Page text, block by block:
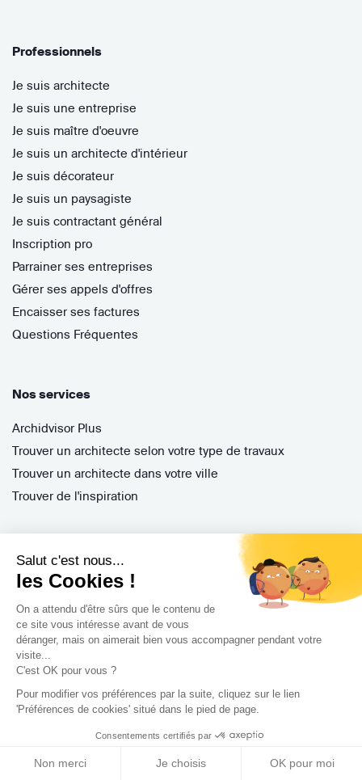
Salut c'est nous...
les Cookies !
On a attendu d'être sûrs que le contenu de
ce site vous intéresse avant de vous
déranger, mais on aimerait bien vous accompagner pendant votre
visite...
C'est OK pour vous ?
Pour modifier vos préférences par la suite, cliquez sur le lien
'Préférences de cookies' situé dans le pied de page.
Consentements certifiés par
Non merci Je choisis OK pour moi
Professionnels
Je suis architecte
Je suis une entreprise
Je suis maître d'oeuvre
Je suis un architecte d'intérieur
Je suis décorateur
Je suis un paysagiste
Je suis contractant général
Inscription pro
Parrainer ses entreprises
Gérer ses appels d'offres
Encaisser ses factures
Questions Fréquentes
Nos services
Archidvisor Plus
Trouver un architecte selon votre type de travaux
Trouver un architecte dans votre ville
Trouver de l'inspiration
Rejoignez-nous !
Archidvisor
Copyright 2021